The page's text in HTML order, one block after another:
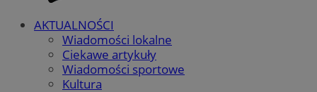
AKTUALNOŚCI
Wiadomości lokalne
Ciekawe artykuły
Wiadomości sportowe
Kultura